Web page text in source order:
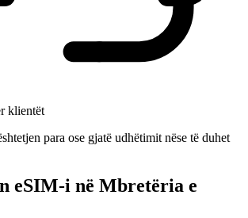
klientët
para ose gjatë udhëtimit nëse të duhet
eSIM-i në Mbretëria e